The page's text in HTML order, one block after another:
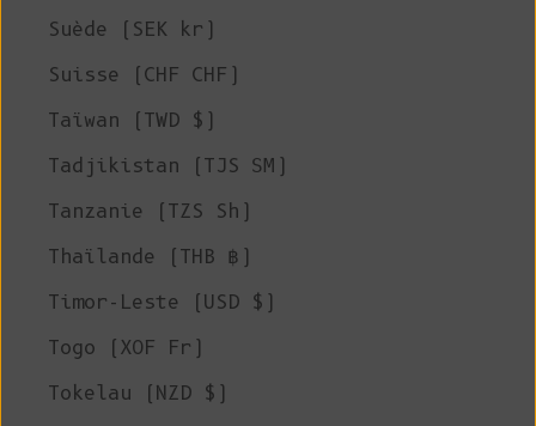
Suède (SEK kr)
Suisse (CHF CHF)
Taïwan (TWD $)
Tadjikistan (TJS ЅМ)
Tanzanie (TZS Sh)
Thaïlande (THB ฿)
Timor-Leste (USD $)
Togo (XOF Fr)
Tokelau (NZD $)